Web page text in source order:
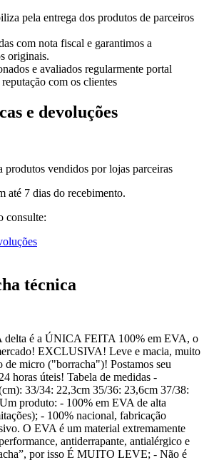
pela entrega dos produtos de parceiros
com nota fiscal e garantimos a
originais.
e avaliados regularmente portal
com os clientes
e devoluções
produtos vendidos por lojas parceiras
até 7 dias do recebimento.
consulte:
técnica
é a ÚNICA FEITA 100% em EVA, o
EXCLUSIVA! Leve e macia, muito
de micro ("borracha")! Postamos seu
horas úteis! Tabela de medidas -
33/34: 22,3cm 35/36: 23,6cm 37/38:
produto: - 100% em EVA de alta
- 100% nacional, fabricação
O EVA é um material extremamente
antiderrapante, antialérgico e
por isso É MUITO LEVE; - Não é